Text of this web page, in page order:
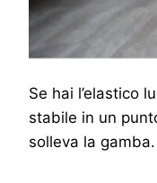
Se hai l’elastico
stabile in un
solleva la gamba.